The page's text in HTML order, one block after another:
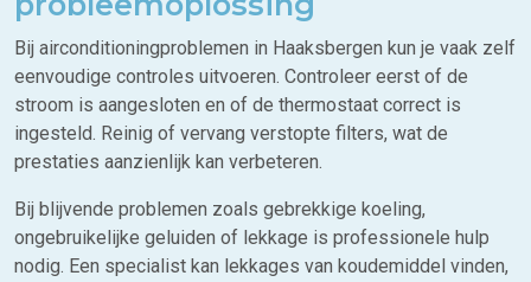
Bij airconditioningproblemen in Haaksbergen kun je vaak zelf
eenvoudige controles uitvoeren. Controleer eerst of de
stroom is aangesloten en of de thermostaat correct is
ingesteld. Reinig of vervang verstopte filters, wat de
prestaties aanzienlijk kan verbeteren.
Bij blijvende problemen zoals gebrekkige koeling,
ongebruikelijke geluiden of lekkage is professionele hulp
nodig. Een specialist kan lekkages van koudemiddel vinden,